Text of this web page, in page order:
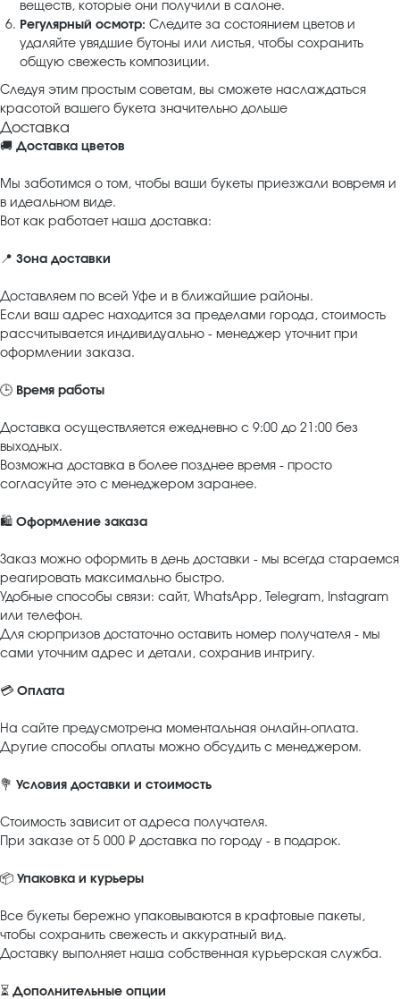
веществ, которые они получили в салоне.
Регулярный осмотр: Следите за состоянием цветов и
удаляйте увядшие бутоны или листья, чтобы сохранить
общую свежесть композиции.
Следуя этим простым советам, вы сможете наслаждаться
красотой вашего букета значительно дольше
Доставка
🚚 Доставка цветов
Мы заботимся о том, чтобы ваши букеты приезжали вовремя и
в идеальном виде.
Вот как работает наша доставка:
📍 Зона доставки
Доставляем по всей Уфе и в ближайшие районы.
Если ваш адрес находится за пределами города, стоимость
рассчитывается индивидуально - менеджер уточнит при
оформлении заказа.
🕒 Время работы
Доставка осуществляется ежедневно с 9:00 до 21:00 без
выходных.
Возможна доставка в более позднее время - просто
согласуйте это с менеджером заранее.
🛍️ Оформление заказа
Заказ можно оформить в день доставки - мы всегда стараемся
реагировать максимально быстро.
Удобные способы связи: сайт, WhatsApp, Telegram, Instagram
или телефон.
Для сюрпризов достаточно оставить номер получателя - мы
сами уточним адрес и детали, сохранив интригу.
💳 Оплата
На сайте предусмотрена моментальная онлайн-оплата.
Другие способы оплаты можно обсудить с менеджером.
💐 Условия доставки и стоимость
Стоимость зависит от адреса получателя.
При заказе от 5 000 ₽ доставка по городу - в подарок.
📦 Упаковка и курьеры
Все букеты бережно упаковываются в крафтовые пакеты,
чтобы сохранить свежесть и аккуратный вид.
Доставку выполняет наша собственная курьерская служба.
⏳ Дополнительные опции